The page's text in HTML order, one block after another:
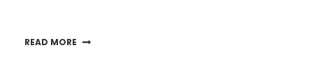
READ MORE